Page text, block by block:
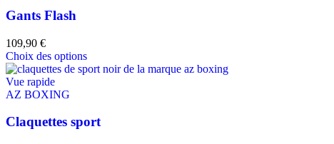
Gants Flash
109,90 €
Choix des options
Vue rapide
AZ BOXING
Claquettes sport